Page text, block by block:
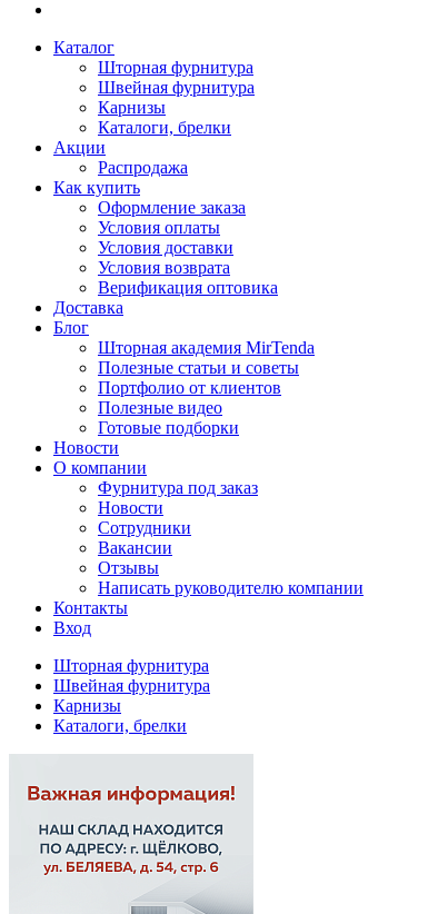
Каталог
Шторная фурнитура
Швейная фурнитура
Карнизы
Каталоги, брелки
Акции
Распродажа
Как купить
Оформление заказа
Условия оплаты
Условия доставки
Условия возврата
Верификация оптовика
Доставка
Блог
Шторная академия MirTenda
Полезные статьи и советы
Портфолио от клиентов
Полезные видео
Готовые подборки
Новости
О компании
Фурнитура под заказ
Новости
Сотрудники
Вакансии
Отзывы
Написать руководителю компании
Контакты
Вход
Шторная фурнитура
Швейная фурнитура
Карнизы
Каталоги, брелки